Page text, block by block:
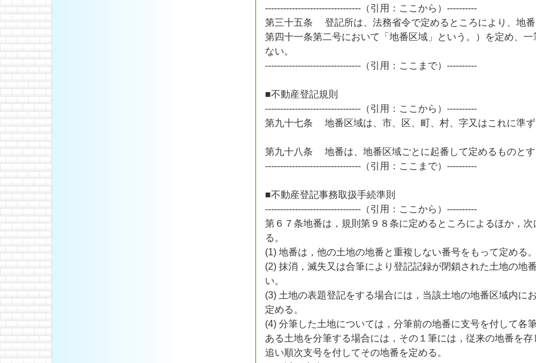
--------------------------------（引用：ここから）----------
第三十五条 登記所は、法務省令で定めるところにより、地
第四十一条第二号において「地番区域」という。）を定め、
ない。
--------------------------------（引用：ここまで）----------
■不動産登記規則
--------------------------------（引用：ここから）----------
第九十七条 地番区域は、市、区、町、村、字又はこれに準
第九十八条 地番は、地番区域ごとに起番して定めるものと
--------------------------------（引用：ここまで）----------
■不動産登記事務取扱手続準則
--------------------------------（引用：ここから）----------
第６７条地番は，規則第９８条に定めるところによるほか，
る。
(1) 地番は，他の土地の地番と重複しない番号をもって定める
(2) 抹消，滅失又は合筆により登記記録が閉鎖された土地の地
い。
(3) 土地の表題登記をする場合には，当該土地の地番区域内に
定める。
(4) 分筆した土地については，分筆前の地番に支号を付して各
ある土地を分筆する場合には，その１筆には，従来の地番を
追い順次支号を付してその地番を定める。